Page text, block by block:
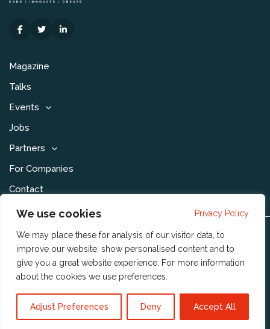
We use cookies Privacy Policy
We may place these for analysis of our visitor data, to
improve our website, show personalised content and to
give you a great website experience. For more information
about the cookies we use preferences
Adjust Preferences Deny Accept All
Magazine
Talks
Events
Jobs
Partners
For Companies
Contact
Disclaimer & Voorwaarden
Privacy Statement
Community Policy
Publishing Policy